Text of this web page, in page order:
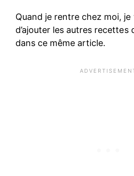
Quand je rentre chez moi, je
d’ajouter les autres recettes
dans ce même article.